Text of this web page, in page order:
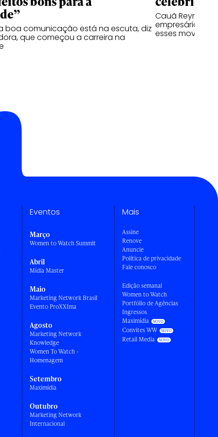
boa comunicação está na escuta, diz
que começou a carreira na
Cauã
empresário, já o
esses
Eventos
Março
Women to Watch Summit
Abril
Mídia Master
Maio
Marketing Network Brasil
Evento ProXXIma
Agosto
Marketing Network
Knowledge
Women To Watch -
Homenagem
Setembro
Maximídia
Outubro
Marketing Network
Internacional
Mais
Assine
Renove
Anuncie
Política de privacidade
Fale conosco
Edição semanal
Women to Watch
Portfólio de Agências
Ingressos
Maximídia
Convites WW
Retail Media